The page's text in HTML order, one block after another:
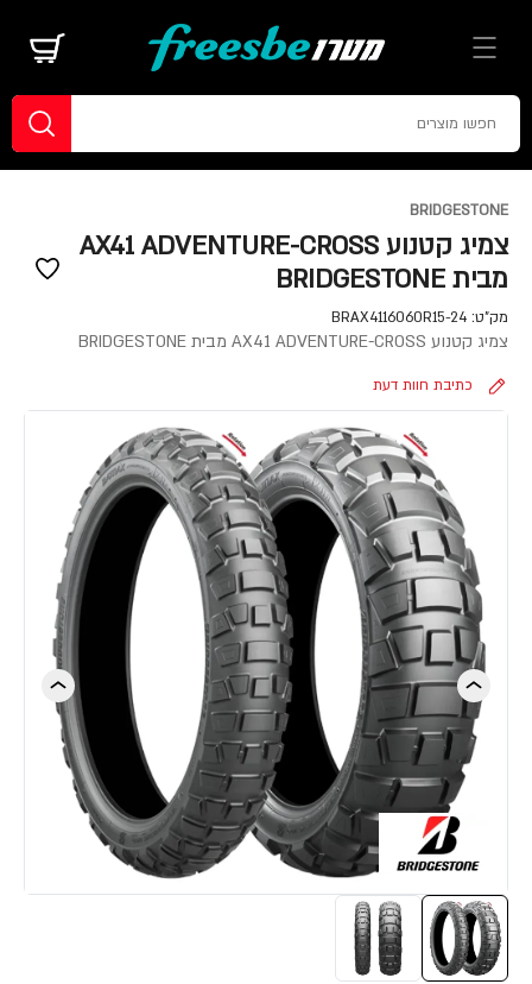
BRIDGESTONE
צמיג קטנוע AX41 ADVENTURE-CROSS
מבית BRIDGESTONE
מק"ט: BRAX4116060R15-24
צמיג קטנוע AX41 ADVENTURE-CROSS מבית BRIDGESTONE
כתיבת חוות דעת